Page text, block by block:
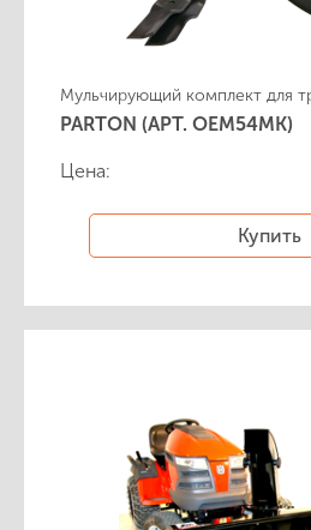
Мульчирующий комплект для
PARTON (АРТ. OEM54MK)
Цена:
Купить